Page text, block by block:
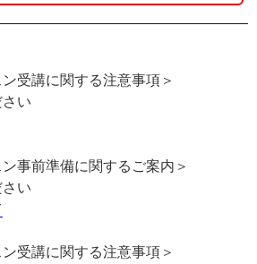
受講に関する注意事項＞
い
事前準備に関するご案内＞
い
受講に関する注意事項＞